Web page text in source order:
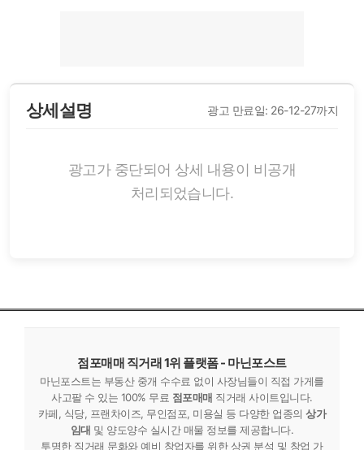
상세설명 광고 만료일: 26-12-27까지
광고가 중단되어 상세 내용이 비공개
처리되었습니다.
점포매매 직거래 1위 플랫폼 - 마닌포스트
마닌포스트는 부동산 중개 수수료 없이 사장님들이 직접 가게를
사고팔 수 있는 100% 무료 점포매매 직거래 사이트입니다.
카페, 식당, 프랜차이즈, 무인점포, 미용실 등 다양한 업종의상가
임대 및 양도양수 실시간 매물 정보를 제공합니다.
투명한 직거래 문화와 예비 창업자를 위한 상권 분석 및 창업 가